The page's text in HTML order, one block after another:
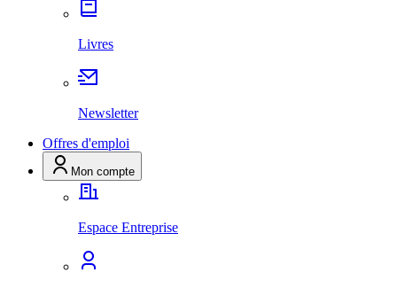
Livres
Newsletter
Offres d'emploi
Mon compte
Espace Entreprise